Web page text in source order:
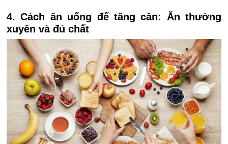
4. Cách ăn uống để tăng cân: Ăn thường
xuyên và đủ chất